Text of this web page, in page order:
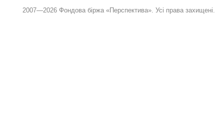
2007—2026 Фондова біржа «Перспектива». Усі права захищені.